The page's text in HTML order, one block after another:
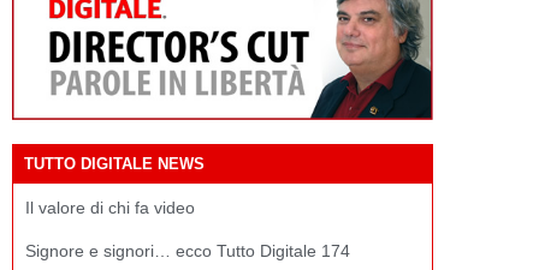
TUTTO DIGITALE NEWS
Il valore di chi fa video
Signore e signori… ecco Tutto Digitale 174